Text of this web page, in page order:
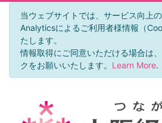
当ウェブサイトでは、サービス向上
Analyticsによるご利用者様情報（
たします。
情報取得にご同意いただける場合は
クをお願いいたします。 Learn More.